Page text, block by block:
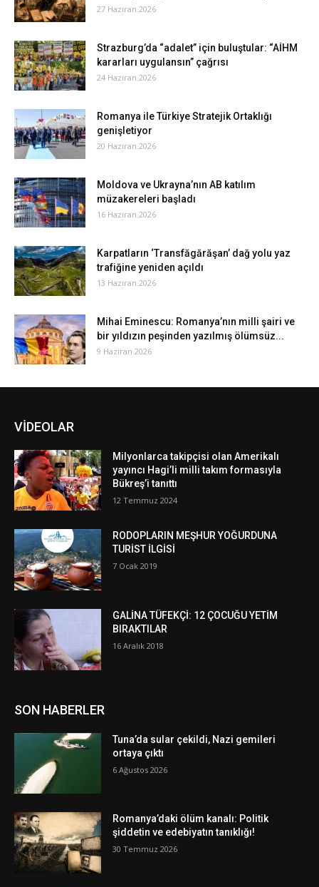
27 Haziran 2026
Strazburg’da “adalet” için buluştular: “AİHM
kararları uygulansın” çağrısı
24 Haziran 2026
Romanya ile Türkiye Stratejik Ortaklığı
genişletiyor
20 Haziran 2026
Moldova ve Ukrayna’nın AB katılım
müzakereleri başladı
16 Haziran 2026
Karpatların ‘Transfăgărăşan’ dağ yolu yaz
trafiğine yeniden açıldı
13 Haziran 2026
Mihai Eminescu: Romanya’nın milli şairi ve
bir yıldızın peşinden yazılmış ölümsüz...
9 Haziran 2026
VİDEOLAR
Milyonlarca takipçisi olan Amerikalı
yayıncı Hagi’li milli takım formasıyla
Bükreş’i tanıttı
12 Temmuz 2024
RODOPLARIN MEŞHUR YOĞURDUNA
TURİST İLGİSİ
7 Ocak 2019
GALİNA TÜFEKÇİ: 12 ÇOCUĞU YETİM
BIRAKTILAR
16 Aralık 2018
SON HABERLER
Tuna’da sular çekildi, Nazi gemileri
ortaya çıktı
6 Ağustos 2026
Romanya’daki ölüm kanalı: Politik
şiddetin ve edebiyatın tanıklığı!
30 Temmuz 2026